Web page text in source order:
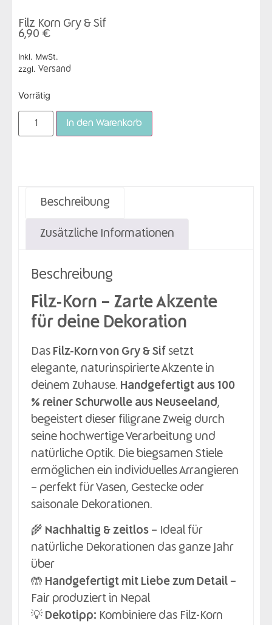
Filz Korn Gry & Sif
6,90 €
Inkl. MwSt.
zzgl. Versand
Vorrätig
In den Warenkorb
Beschreibung
Zusätzliche Informationen
Beschreibung
Filz-Korn – Zarte Akzente
für deine Dekoration
Das Filz-Korn von Gry & Sif setzt
elegante, naturinspirierte Akzente in
deinem Zuhause. Handgefertigt aus 100
% reiner Schurwolle aus Neuseeland,
begeistert dieser filigrane Zweig durch
seine hochwertige Verarbeitung und
natürliche Optik. Die biegsamen Stiele
ermöglichen ein individuelles Arrangieren
– perfekt für Vasen, Gestecke oder
saisonale Dekorationen.
🌾 Nachhaltig & zeitlos – Ideal für
natürliche Dekorationen das ganze Jahr
über
🤲 Handgefertigt mit Liebe zum Detail –
Fair produziert in Nepal
💡 Dekotipp: Kombiniere das Filz-Korn